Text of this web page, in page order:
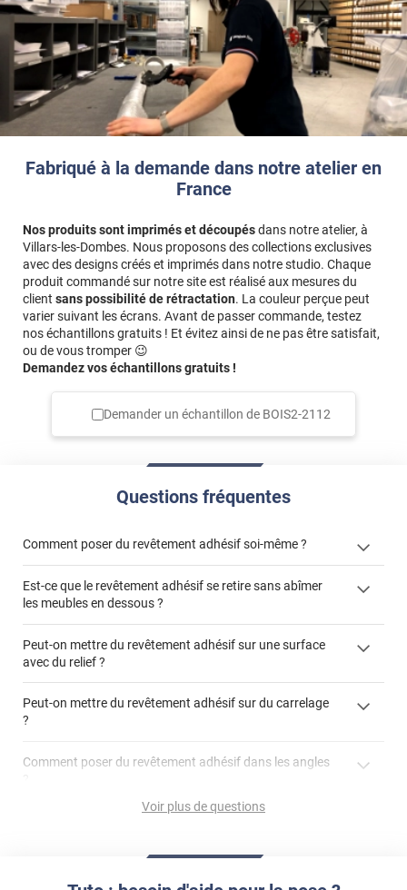
Fabriqué à la demande dans notre atelier en
France
Nos produits sont imprimés et découpésdans notre atelier, à
Villars-les-Dombes. Nous proposons des collections exclusives
avec des designs créés et imprimés dans notre studio. Chaque
produit commandé sur notre site est réalisé aux mesures du
client sans possibilité de rétractation. La couleur perçue peut
varier suivant les écrans. Avant de passer commande, testez
nos échantillons gratuits ! Et évitez ainsi de ne pas être satisfait,
ou de vous tromper 😉
Demandez vos échantillons gratuits !
Demander un échantillon de BOIS2-2112
Questions fréquentes
Comment poser du revêtement adhésif soi-même ?
« Comment poser un revêtement adhésif ? »
Est-ce que le revêtement adhésif se retire sans abîmer
les meubles en dessous ?
colle
et la colle. Vous retirez beaucoup plus facilement le
Peut-on mettre du revêtement adhésif sur une surface
avec du relief ?
Peut-on mettre du revêtement adhésif sur du carrelage
?
Comment poser du revêtement adhésif dans les angles
Voir plus de questions